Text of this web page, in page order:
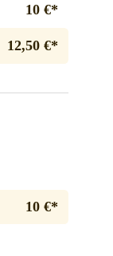
10 €*
12,50 €*
10 €*